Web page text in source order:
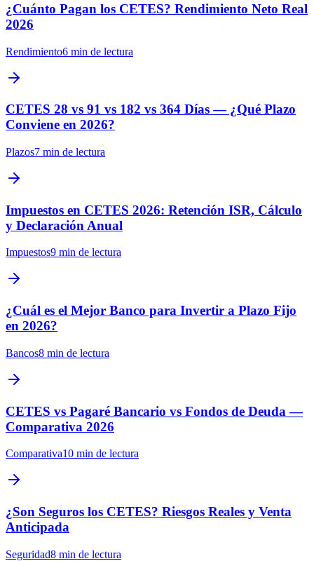
¿Cuánto Pagan los CETES? Rendimiento Neto Real
2026
Rendimiento6 min de lectura
CETES 28 vs 91 vs 182 vs 364 Días — ¿Qué Plazo
Conviene en 2026?
Plazos7 min de lectura
Impuestos en CETES 2026: Retención ISR, Cálculo
y Declaración Anual
Impuestos9 min de lectura
¿Cuál es el Mejor Banco para Invertir a Plazo Fijo
en 2026?
Bancos8 min de lectura
CETES vs Pagaré Bancario vs Fondos de Deuda —
Comparativa 2026
Comparativa10 min de lectura
¿Son Seguros los CETES? Riesgos Reales y Venta
Anticipada
Seguridad8 min de lectura